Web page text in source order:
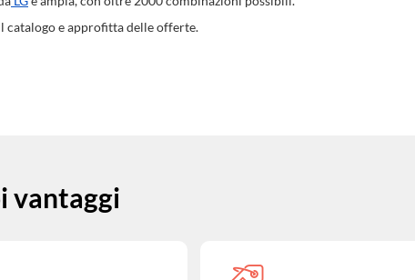
catalogo e approfitta delle offerte.
vantaggi